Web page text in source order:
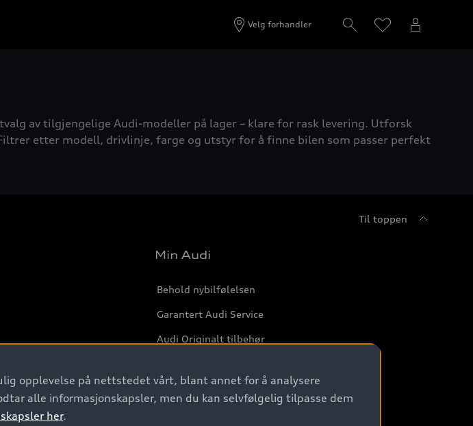
Velg forhandler
av tilgjengelige Audi-modeller på lager – klare for rask levering. Utforsk
etter modell, drivlinje, farge og utstyr for å finne bilen som passer perfekt
Til toppen
Min Audi
Behold nybilfølelsen
Garantert Audi Service
Audi Originalt tilbehør
opplevelse på nettstedet vårt, blant annet for å analysere
alle informasjonskapsler, men du kan selvfølgelig tilpasse dem
her.